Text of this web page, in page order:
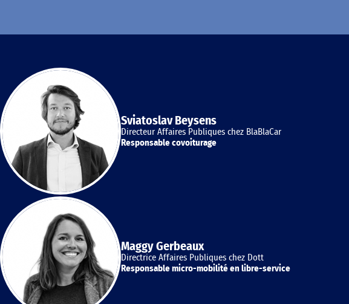
Sviatoslav Beysens
Directeur Affaires Publiques chez BlaBlaCar
Responsable covoiturage
Maggy Gerbeaux
Directrice Affaires Publiques chez Dott
Responsable micro-mobilité en libre-service